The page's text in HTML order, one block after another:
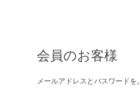
会員のお客様
メールアドレスとパスワード